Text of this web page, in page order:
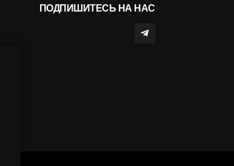
ПОДПИШИТЕСЬ НА НАС